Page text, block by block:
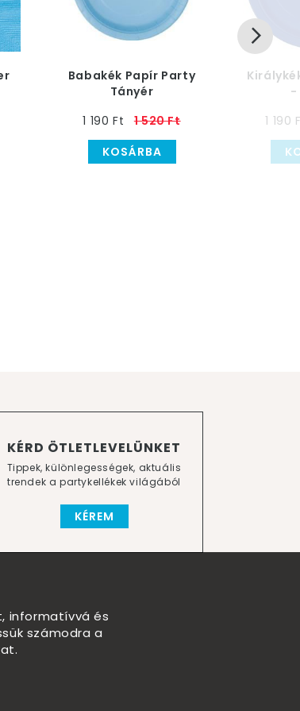
Babakék Papír Party
Tányér
1 190 Ft
1 520 Ft
KOSÁRBA
-
1 190
KÉRD ÖTLETLEVELÜNKET
Tippek, különlegességek, aktuális
trendek a partykellékek világából
KÉREM
informatívvá és
számodra a